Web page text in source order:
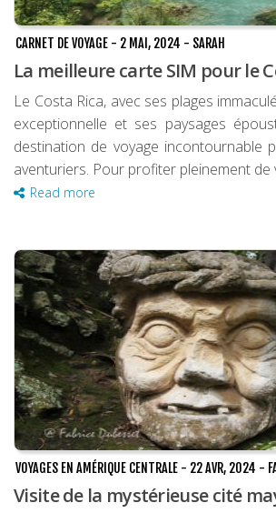
CARNET DE VOYAGE - 2 MAI, 2024 - SARAH
La meilleure carte SIM pour le
Le Costa Rica, avec ses plages
exceptionnelle et ses paysages
destination de voyage incontournable
aventuriers. Pour profiter pleinement de
Read more
VOYAGES EN AMÉRIQUE CENTRALE - 22 AVR, 2024 -
Visite de la mystérieuse cité